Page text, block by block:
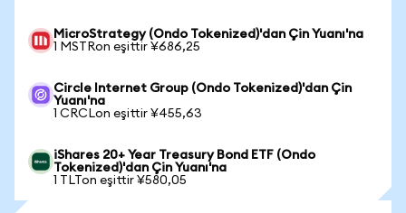
MicroStrategy (Ondo Tokenized)'dan Çin Yuanı'na
1 MSTRon eşittir ¥686,25
Circle Internet Group (Ondo Tokenized)'dan Çin
Yuanı'na
1 CRCLon eşittir ¥455,63
iShares 20+ Year Treasury Bond ETF (Ondo
Tokenized)'dan Çin Yuanı'na
1 TLTon eşittir ¥580,05